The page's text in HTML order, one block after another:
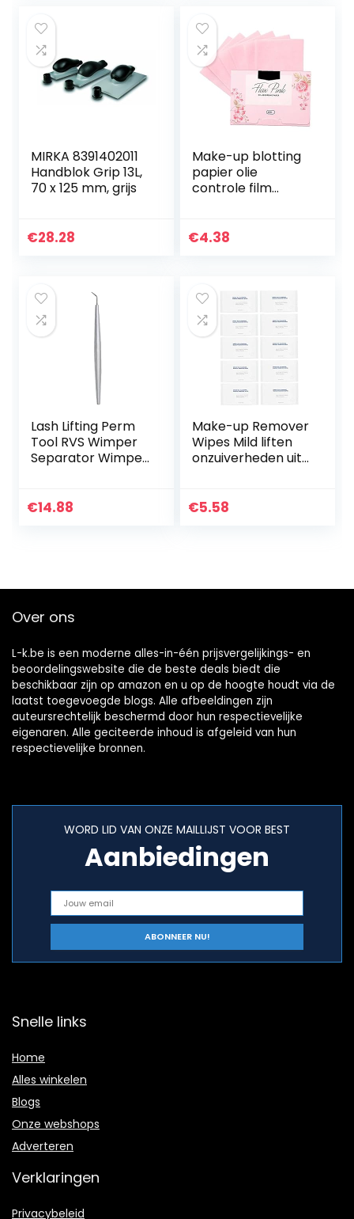
MIRKA 8391402011
Handblok Grip 13L,
70 x 125 mm, grijs
€28.28
Make-up blotting
papier olie
controle film
olieachtige
€4.38
Lash Lifting Perm
Tool RVS Wimper
Separator Wimper
breken, niet
€14.88
Make-up Remover
Wipes Mild liften
onzuiverheden uit
zeer geschikt voor
€5.58
Over ons
L-k.be is een moderne alles-in-één prijsvergelijkings- en
beoordelingswebsite die de beste deals biedt die
beschikbaar zijn op amazon en u op de hoogte houdt via de
laatst toegevoegde blogs. Alle afbeeldingen zijn
auteursrechtelijk beschermd door hun respectievelijke
eigenaren. Alle geciteerde inhoud is afgeleid van hun
respectievelijke bronnen.
WORD LID VAN ONZE MAILLIJST VOOR BEST
Aanbiedingen
Snelle links
Home
Alles winkelen
Blogs
Onze webshops
Adverteren
Verklaringen
Privacybeleid